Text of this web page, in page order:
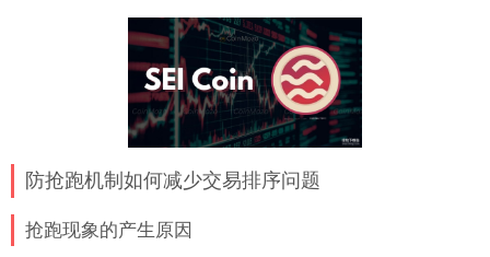
防抢跑机制如何减少交易排序问题
抢跑现象的产生原因